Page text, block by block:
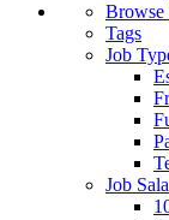
Tags
Job
Job